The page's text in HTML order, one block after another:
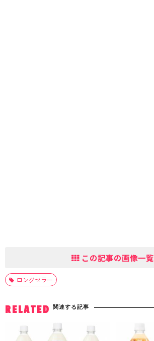
この記事の画像一覧
ロングセラー
RELATED 関連する記事